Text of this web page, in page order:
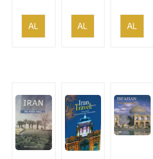
AL
CARRITO
AL
CARRITO
AL
CARRITO